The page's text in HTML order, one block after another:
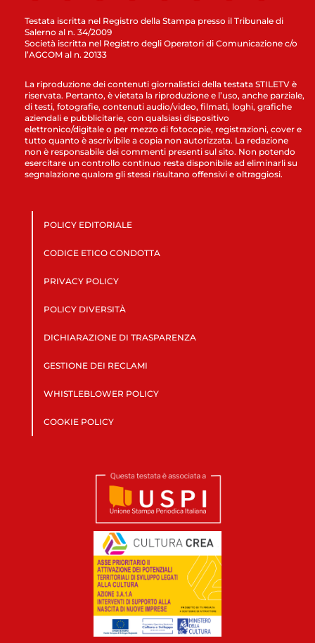
Testata iscritta nel Registro della Stampa presso il Tribunale di
Salerno al n. 34/2009
Società iscritta nel Registro degli Operatori di Comunicazione c/o
l’AGCOM al n. 20133
La riproduzione dei contenuti giornalistici della testata STILETV è
riservata. Pertanto, è vietata la riproduzione e l’uso, anche parziale,
di testi, fotografie, contenuti audio/video, filmati, loghi, grafiche
aziendali e pubblicitarie, con qualsiasi dispositivo
elettronico/digitale o per mezzo di fotocopie, registrazioni, cover e
tutto quanto è ascrivibile a copia non autorizzata. La redazione
non è responsabile dei commenti presenti sul sito. Non potendo
esercitare un controllo continuo resta disponibile ad eliminarli su
segnalazione qualora gli stessi risultano offensivi e oltraggiosi.
POLICY EDITORIALE
CODICE ETICO CONDOTTA
PRIVACY POLICY
POLICY DIVERSITÀ
DICHIARAZIONE DI TRASPARENZA
GESTIONE DEI RECLAMI
WHISTLEBLOWER POLICY
COOKIE POLICY